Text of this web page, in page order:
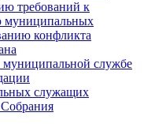
требований к
муниципальных
конфликта
муниципальной службе
служащих